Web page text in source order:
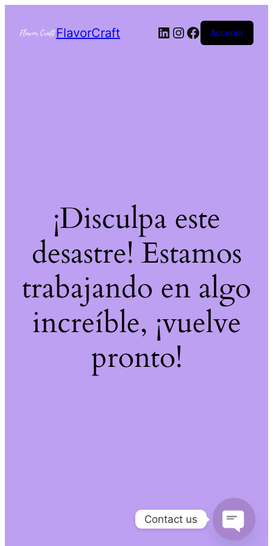
FlavorCraft Acceder
¡Disculpa este
desastre! Estamos
trabajando en algo
increíble, ¡vuelve
pronto!
Contact us